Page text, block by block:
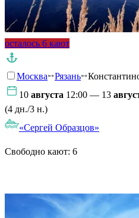
осталось 6 кают
Москва Рязань
10 августа 12:00 — 13
(4 дн./3 н.)
«Сергей Образцов»
Свободно кают: 6